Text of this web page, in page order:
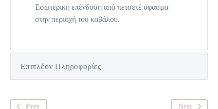
Εσωτερική επένδυση από πετσετέ ύφασμα
στην περιοχή του καβάλου.
Επιπλέον Πληροφορίες
Prev Next